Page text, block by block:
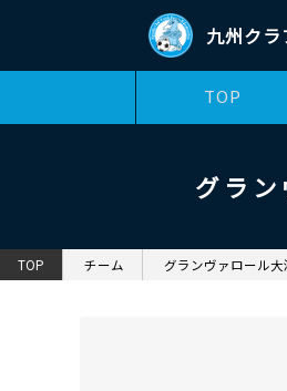
九州クラ
TOP
グラ
TOP チーム グランヴァロール大